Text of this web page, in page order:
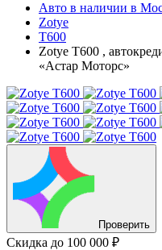
Авто в наличии в
Zotye
T600
Zotye T600 ,
«Астар Моторс»
Проверить
Скидка до 100 000 ₽